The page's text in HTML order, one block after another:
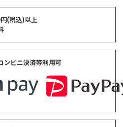
(税込)以上
ンビニ決済等利用可